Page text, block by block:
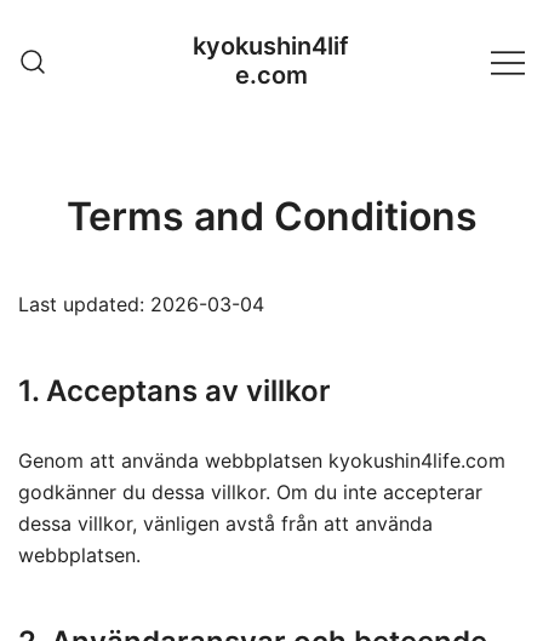
content
kyokushin4lif
e.com
Terms and Conditions
Last updated: 2026-03-04
1. Acceptans av villkor
Genom att använda webbplatsen kyokushin4life.com
godkänner du dessa villkor. Om du inte accepterar
dessa villkor, vänligen avstå från att använda
webbplatsen.